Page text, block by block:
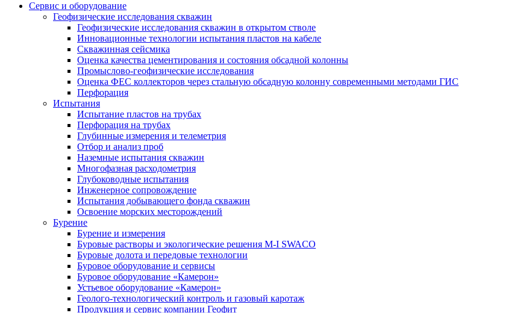
Сервис и оборудование
Геофизические исследования скважин
Геофизические исследования скважин в открытом стволе
Инновационные технологии испытания пластов на кабеле
Скважинная сейсмика
Оценка качества цементирования и состояния обсадной колонны
Промыслово-геофизические исследования
Оценка ФЕС коллекторов через стальную обсадную колонну современными методами ГИС
Перфорация
Испытания
Испытание пластов на трубах
Перфорация на трубах
Глубинные измерения и телеметрия
Отбор и анализ проб
Наземные испытания скважин
Многофазная расходометрия
Глубоководные испытания
Инженерное сопровождение
Испытания добывающего фонда скважин
Освоение морских месторождений
Бурение
Бурение и измерения
Буровые растворы и экологические решения M-I SWACO
Буровые долота и передовые технологии
Буровое оборудование и сервисы
Буровое оборудование «Камерон»
Устьевое оборудование «Камерон»
Геолого-технологический контроль и газовый каротаж
Продукция и сервис компании Геофит